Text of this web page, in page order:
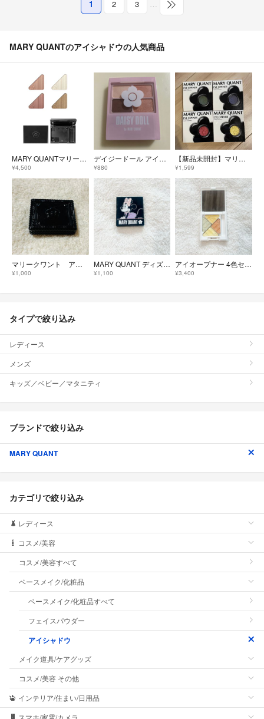
1 2 3 …
MARY QUANTのアイシャドウの人気商品
MARY QUANTマリークワントアイオープナー4色+パレットセット
¥4,500
デイジードール アイカラー パレット MT O-01(5.1g)
¥880
【新品未開封】マリークワント⭐︎アイシャドウ アイオープナー レフィル
¥1,599
マリークワント アイシャドウパレット
¥1,000
MARY QUANT ディズニーコラボ
¥1,100
アイオープナー 4色セット
¥3,400
タイプで絞り込み
レディース
メンズ
キッズ／ベビー／マタニティ
ブランドで絞り込み
MARY QUANT
カテゴリで絞り込み
レディース
コスメ/美容
コスメ/美容すべて
ベースメイク/化粧品
ベースメイク/化粧品すべて
フェイスパウダー
アイシャドウ
メイク道具/ケアグッズ
コスメ/美容 その他
インテリア/住まい/日用品
スマホ/家電/カメラ